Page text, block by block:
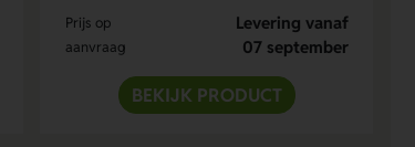
Prijs op
aanvraag
Levering vanaf
07 september
BEKIJK PRODUCT